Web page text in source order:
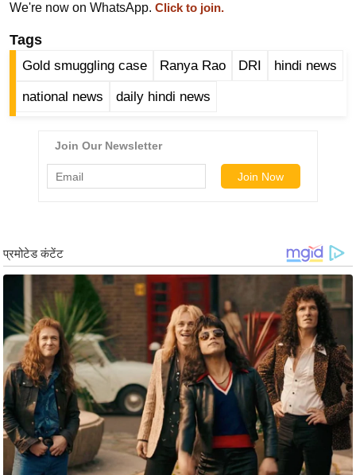
ज
ब्री
नो
बॉ
ली
ड
हॉ
ली
वु
ड
फि
ल्म
स
We're now on WhatsApp. Click to join.
Tags
Gold smuggling case Ranya Rao DRI hindi news
national news daily hindi news